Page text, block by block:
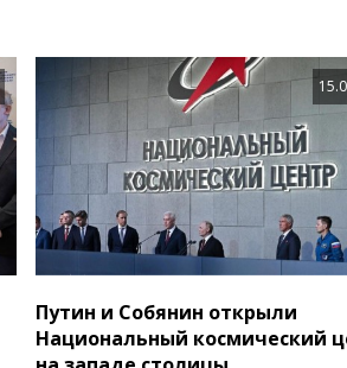
Путин и Собянин открыли
Национальный космический